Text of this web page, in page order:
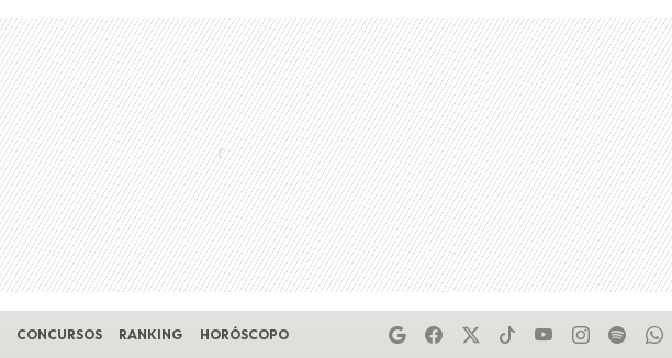
CONCURSOS RANKING HORÓSCOPO